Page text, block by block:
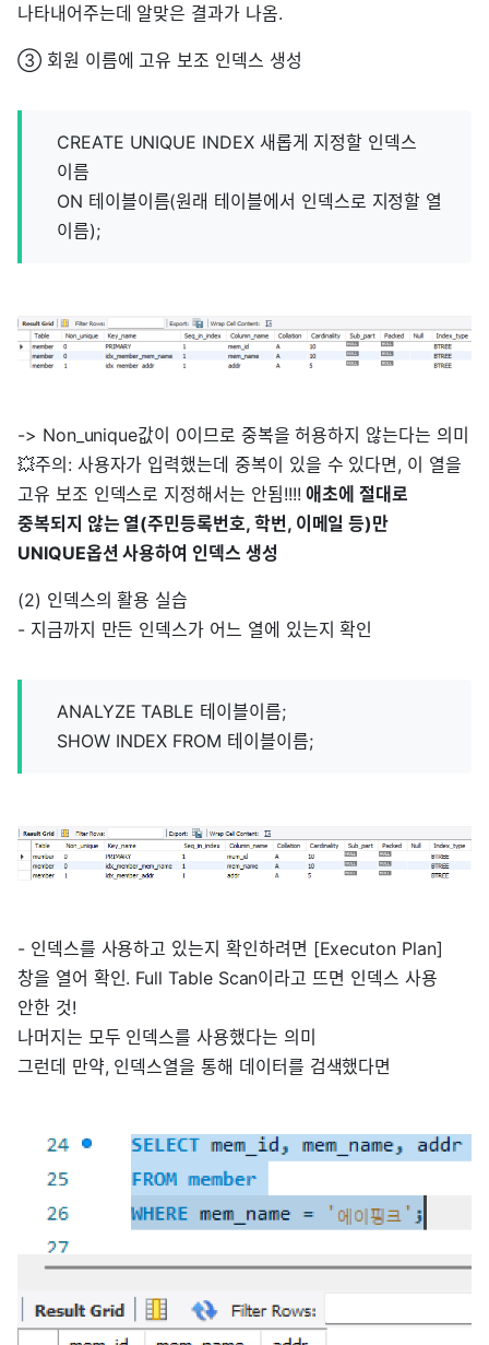
나타내어주는데 알맞은 결과가 나옴.
③ 회원 이름에 고유 보조 인덱스 생성
CREATE UNIQUE INDEX 새롭게 지정할 인덱스
이름
ON 테이블이름(원래 테이블에서 인덱스로 지정할 열
이름);
-> Non_unique값이 0이므로 중복을 허용하지 않는다는 의미
💥주의: 사용자가 입력했는데 중복이 있을 수 있다면, 이 열을
고유 보조 인덱스로 지정해서는 안됨!!!!애초에 절대로
중복되지 않는 열(주민등록번호, 학번, 이메일 등)만
UNIQUE옵션 사용하여 인덱스 생성
(2) 인덱스의 활용 실습
- 지금까지 만든 인덱스가 어느 열에 있는지 확인
ANALYZE TABLE 테이블이름;
SHOW INDEX FROM 테이블이름;
- 인덱스를 사용하고 있는지 확인하려면 [Executon Plan]
창을 열어 확인. Full Table Scan이라고 뜨면 인덱스 사용
안한 것!
나머지는 모두 인덱스를 사용했다는 의미
그런데 만약, 인덱스열을 통해 데이터를 검색했다면